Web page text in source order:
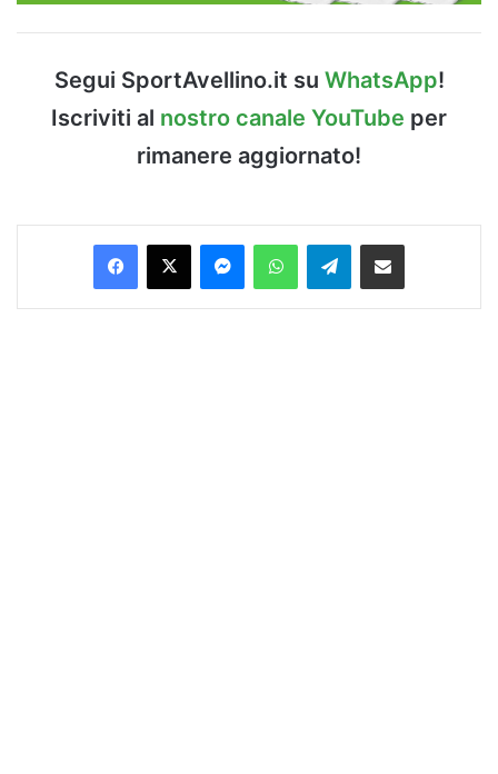
Segui SportAvellino.it su WhatsApp!
Iscriviti al nostro canale YouTube per
rimanere aggiornato!
Facebook
X MessengerWhatsAppTelegramCondividi via Email